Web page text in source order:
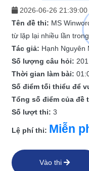
2026-06-26 21:39:00
Tên đề thi: MS
từ lặp lại nhiều lần
Tác giả: Hạnh Nguyên
Số lượng câu hỏi: 201
Thời gian làm bài:
Số điểm tối thiểu để
Tổng số điểm của đề
Số lượt thi: 3
Lệ phí thi: Miễn
Vào thi